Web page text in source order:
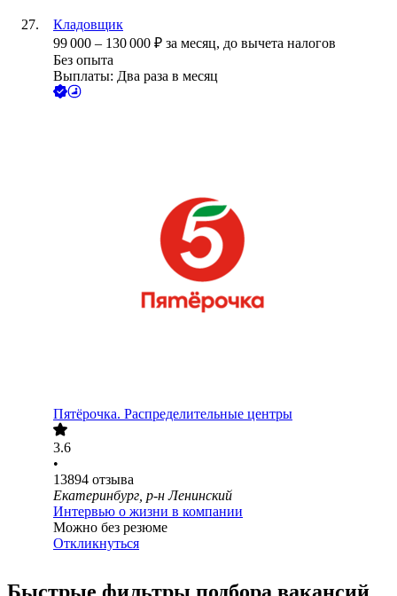
Кладовщик
99 000 – 130 000 ₽ за месяц, до вычета налогов
Без опыта
Выплаты: Два раза в месяц
Пятёрочка. Распределительные центры
3.6
•
13894 отзыва
Екатеринбург, р-н Ленинский
Интервью о жизни в компании
Можно без резюме
Откликнуться